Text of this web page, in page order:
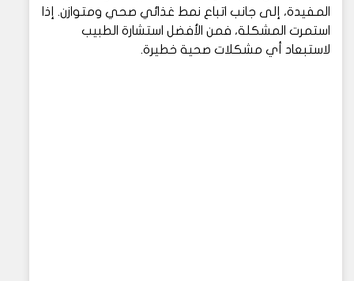
المفيدة، إلى جانب اتباع نمط غذائي صحي ومتوازن. إذا
استمرت المشكلة، فمن الأفضل استشارة الطبيب
لاستبعاد أي مشكلات صحية خطيرة.